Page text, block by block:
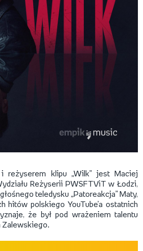
reżyserem klipu „Wilk” jest Maciej
Reżyserii PWSFTViT w Łodzi,
teledysku „Patoreakcja” Maty,
hitów polskiego YouTube’a ostatnich
że był pod wrażeniem talentu
Zalewskiego.